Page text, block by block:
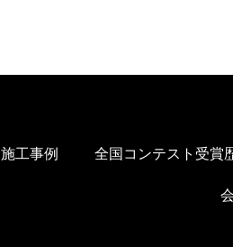
施工事例 全国コンテスト受賞